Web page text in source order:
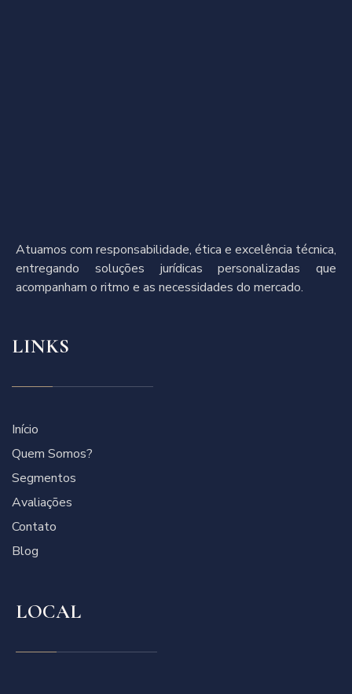
Atuamos com responsabilidade, ética e excelência técnica,
entregando soluções jurídicas personalizadas que
acompanham o ritmo e as necessidades do mercado.
LINKS
Início
Quem Somos?
Segmentos
Avaliações
Contato
Blog
LOCAL